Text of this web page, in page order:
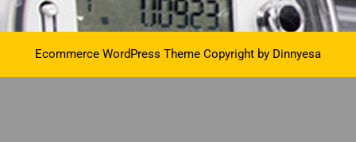
Ecommerce WordPress Theme Copyright by Dinnyesa